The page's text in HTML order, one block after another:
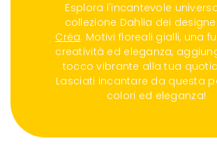
Esplora l'incantevole
collezione Dahlia dei
Créa. Motivi floreali gialli, una
creatività ed eleganza,
tocco vibrante alla tua
Lasciati incantare da questa
colori ed eleganza!